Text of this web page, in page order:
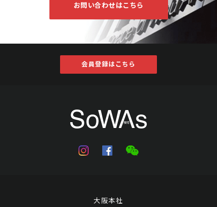
お問い合わせはこちら
会員登録はこちら
大阪本社